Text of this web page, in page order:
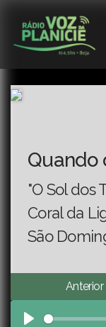
Quando
"O Sol dos
Coral da
São
Anterior